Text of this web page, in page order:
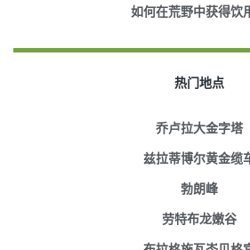
如何在荒野中获得饮
热门地点
乔卢拉大金字塔
兹拉蒂博尔黄金缆
勃朗峰
劳特布龙嫩谷